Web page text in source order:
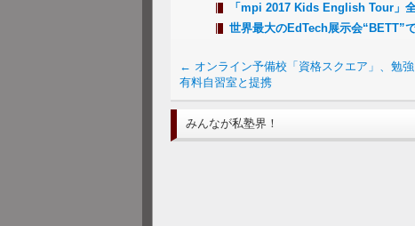
「mpi 2017 Kids English Tour」
世界最大のEdTech展示会“BETT”
← オンライン予備校「資格スクエア」、勉
有料自習室と提携
みんなが私塾界！